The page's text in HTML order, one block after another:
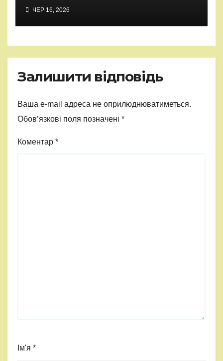
ЧЕР 16, 2026
Залишити відповідь
Ваша e-mail адреса не оприлюднюватиметься.
Обов’язкові поля позначені *
Коментар *
Ім'я *